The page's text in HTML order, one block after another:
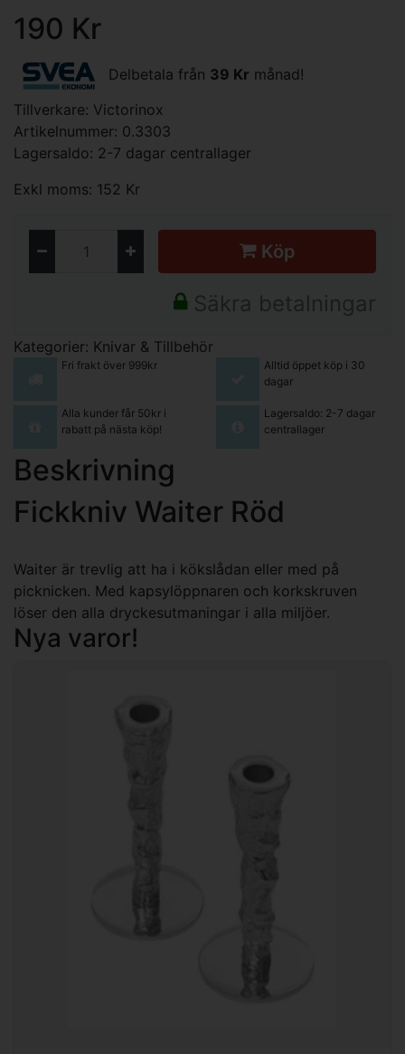
190 Kr
Delbetala från 39 Kr månad!
Tillverkare: Victorinox
Artikelnummer: 0.3303
Lagersaldo: 2-7 dagar centrallager
Exkl moms: 152 Kr
Köp
Säkra betalningar
Kategorier: Knivar & Tillbehör
Fri frakt över 999kr
Alltid öppet köp i 30
dagar
Alla kunder får 50kr i
rabatt på nästa köp!
Lagersaldo: 2-7 dagar
centrallager
Beskrivning
Fickkniv Waiter Röd
Waiter är trevlig att ha i kökslådan eller med på
picknicken. Med kapsylöppnaren och korkskruven
löser den alla dryckesutmaningar i alla miljöer.
Nya varor!